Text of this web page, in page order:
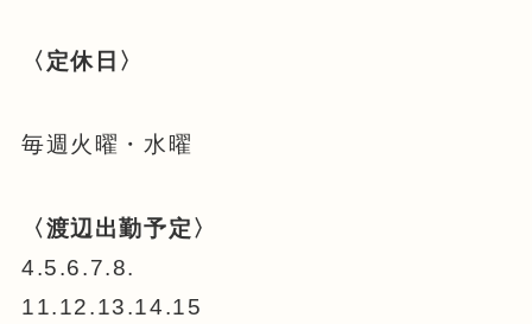
〈定休日〉
毎週火曜・水曜
〈渡辺出勤予定〉
4.5.6.7.8.
11.12.13.14.15